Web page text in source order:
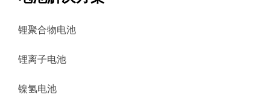
锂聚合物电池
锂离子电池
镍氢电池